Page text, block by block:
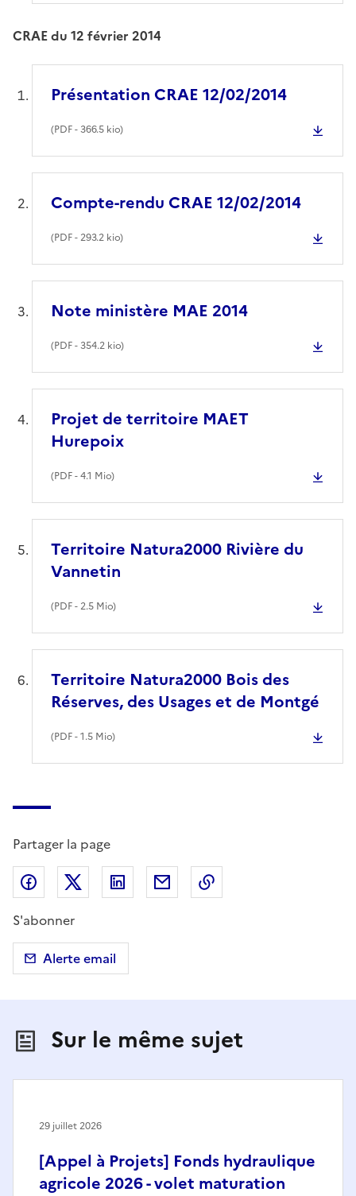
CRAE du 12 février 2014
Présentation CRAE 12/02/2014
(PDF- 366.5 kio)
Compte-rendu CRAE 12/02/2014
(PDF- 293.2 kio)
Note ministère MAE 2014
(PDF- 354.2 kio)
Projet de territoire MAET
Hurepoix
(PDF- 4.1 Mio)
Territoire Natura2000 Rivière du
Vannetin
(PDF- 2.5 Mio)
Territoire Natura2000 Bois des
Réserves, des Usages et de Montgé
(PDF- 1.5 Mio)
Partager la page
Partager sur Facebook
Partager sur X (anciennement Twitter)
Partager sur LinkedIn
Partager par email
S'abonner
Alerte email
Sur le même sujet
[Appel à Projets] Fonds hydraulique
agricole 2026 - volet maturation
29 juillet 2026